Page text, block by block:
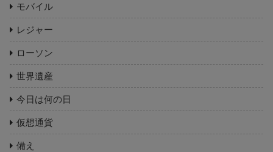
モバイル
レジャー
ローソン
世界遺産
今日は何の日
仮想通貨
備え